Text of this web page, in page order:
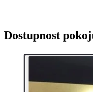
Dostupnost